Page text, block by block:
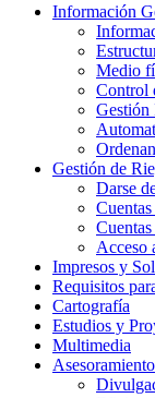
Información
Medio
Control
Gestión
Gestión de
Darse
Acceso
Impresos y
Requisitos
Cartografía
Estudios y
Multimedia
Asesoramiento